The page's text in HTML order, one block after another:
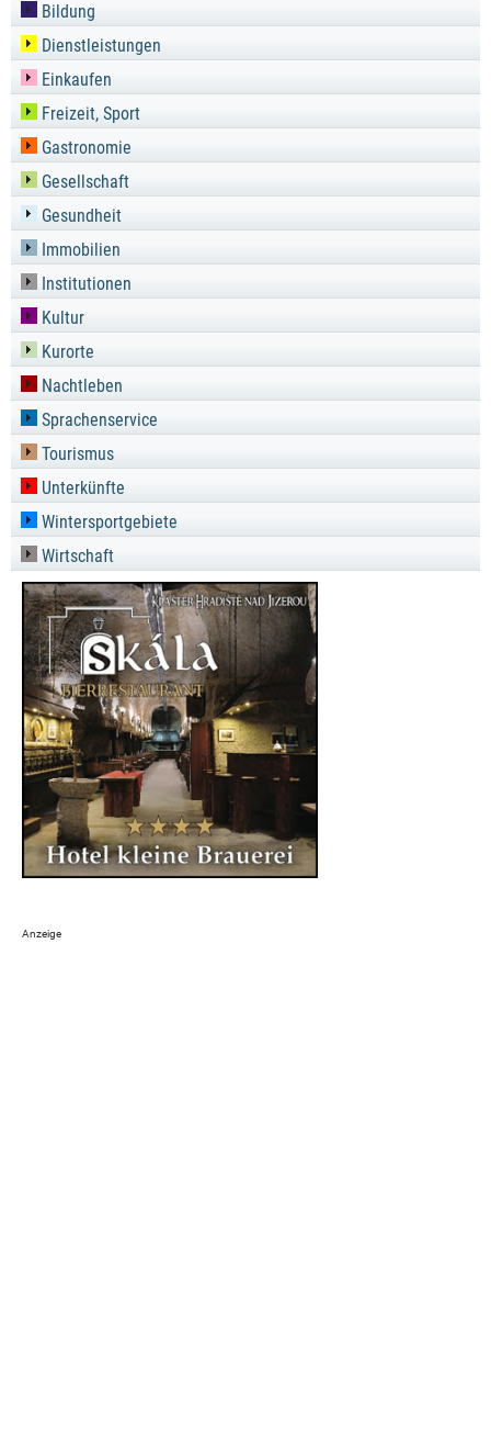
Bildung
Dienstleistungen
Einkaufen
Freizeit, Sport
Gastronomie
Gesellschaft
Gesundheit
Immobilien
Institutionen
Kultur
Kurorte
Nachtleben
Sprachenservice
Tourismus
Unterkünfte
Wintersportgebiete
Wirtschaft